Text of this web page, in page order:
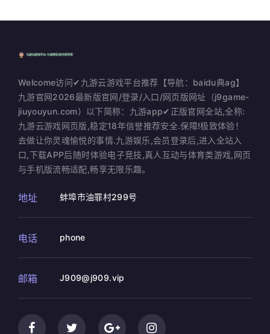
Welcome访问✔九游云游戏平台推荐【导航：baidu典ag】
九游官网2026最新版官网/登录/入口/网页版网址（j9game-
jiuyouyun.com）以下简称：九游app✔正版官网全站,全称:
九游云游戏网页版,稳定18年信誉推荐安全.保障!极致体验！
去做让你灵魂愉悦的事情.九游娱乐,会员登录后,进入全站入
口,下载APP后随时体验电子竞技,真人互动与体育类游戏,网页
与手机版流畅适配,畅享无限乐趣。
地址 蚌埠市油罪村299号
电话 phone
邮箱 J909@j909.vip